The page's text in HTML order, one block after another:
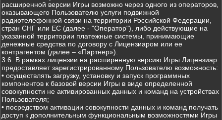
расширенной версии Игры возможно через одного из операторов,
оказывающего Пользователю услуги подвижной
радиотелефонной связи на территории Российской Федерации,
стран СНГ или ЕС (далее - "Оператор"), либо действующие на
указанной территории платежные системы, принимающие
денежные средства по договору с Лицензиаром или ее
контрагентом (далее – «Партнер»).
3.6. В рамках лицензии на расширенную версию Игры Лицензиар
предоставляет зарегистрированному Пользователю возможность:
• осуществлять загрузку, установку и запуск программных
компонентов к базовой версии Игры в виде определенной
совокупности не активированных данных и команд на устройствах
Пользователя;
• посредством активации совокупности данных и команд получать
доступ к дополнительным функциональным возможностями Игры